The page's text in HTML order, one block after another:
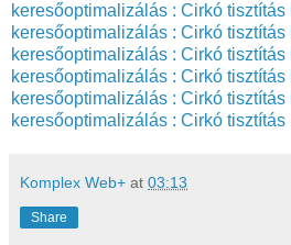
keresőoptimalizálás : Cirkó tisztítás
keresőoptimalizálás : Cirkó tisztítás
keresőoptimalizálás : Cirkó tisztítás
keresőoptimalizálás : Cirkó tisztítás
keresőoptimalizálás : Cirkó tisztítás
keresőoptimalizálás : Cirkó tisztítás
Komplex Web+ at 03:13
Share